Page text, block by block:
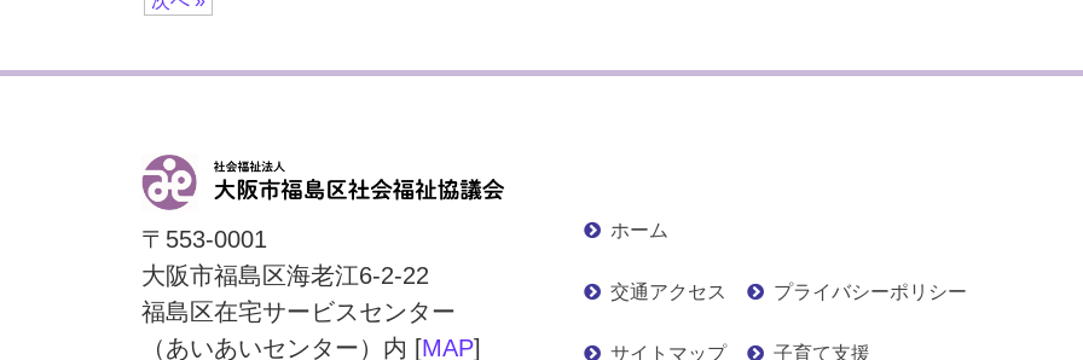
〒553-0001
大阪市福島区海老江6-2-22
福島区在宅サービスセンター
（あいあいセンター）内 [MAP]
ホーム
交通アクセス プライバシーポリシー
サイトマップ 子育て支援